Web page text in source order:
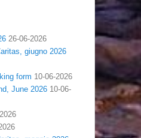
26-06-2026
giugno 2026
form 10-06-2026
June 2026 10-06-